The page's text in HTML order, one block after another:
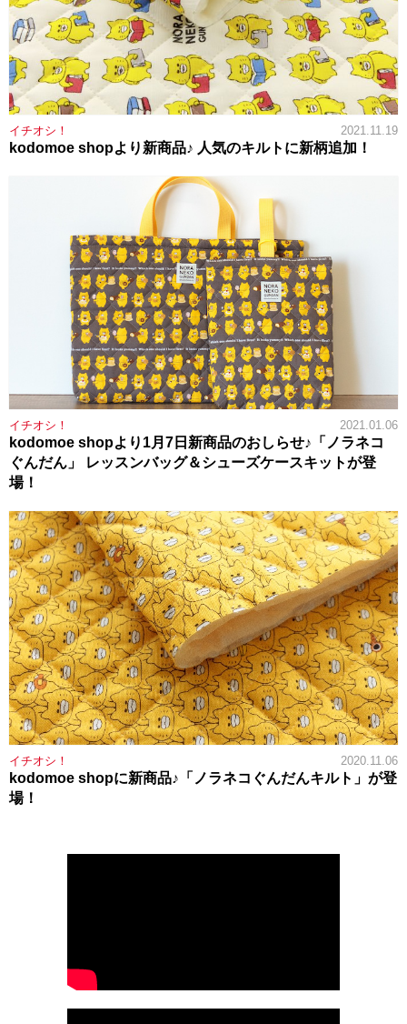
イチオシ！ 2021.11.19
kodomoe shopより新商品♪ 人気のキルトに新柄追加！
イチオシ！ 2021.01.06
kodomoe shopより1月7日新商品のおしらせ♪「ノラネコ
ぐんだん」 レッスンバッグ＆シューズケースキットが登
場！
イチオシ！ 2020.11.06
kodomoe shopに新商品♪「ノラネコぐんだんキルト」が登
場！